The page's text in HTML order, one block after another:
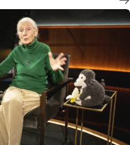
maarhet goed functioneren
onderhoud en kosten.
infrastructuur: muren van
zijn verouderd, daken
(waar ze slapen en schuilen)
het steeds lastiger om
niet volledig in orde
ook het welzijn van de
dit het personeel
te voeren.